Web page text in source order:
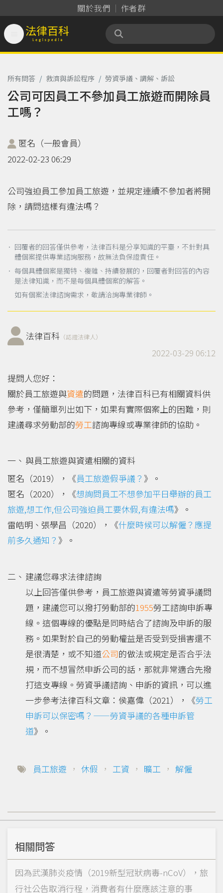
關於我們 作者群
法律百科 Legispedia
所有問答 / 救濟與訴訟程序 / 勞資爭議、調解、訴訟
公司可因員工不參加員工旅遊而開除員
工嗎？
匿名（一般會員）
2022-02-23 06:29
公司強迫員工參加員工旅遊，並規定連續不參加者將開
除，請問這樣有違法嗎？
． 回覆者的回答僅供參考，法律百科是分享知識的平臺，不針對具
體個案提供專業諮詢服務，故無法負保證責任。
． 每個具體個案是獨特、複雜、持續發展的，回覆者對回答的內容
是法律知識，而不是每個具體個案的解答。
如有個案法律諮詢需求，敬請洽詢專業律師。
法律百科 （認證法律人）
2022-03-29 06:12
提問人您好：
關於員工旅遊與資遣的問題，法律百科已有相關資料供
參考，僅簡單列出如下，如果有實際個案上的困難，則
建議尋求勞動部的勞工諮詢專線或專業律師的協助。
與員工旅遊與資遣相關的資料
匿名（2019），《員工旅遊假爭議？ 》。
匿名（2020），《想詢問員工不想參加平日舉辦的員工
旅遊,想工作,但公司強迫員工要休假,有違法嗎》。
雷皓明、張學昌（2020），《什麼時候可以解僱？應提
前多久通知？ 》。
建議您尋求法律諮詢
以上回答僅供參考，員工旅遊與資遣等勞資爭議問
題，建議您可以撥打勞動部的1955勞工諮詢申訴專
線。這個專線的優點是同時結合了諮詢及申訴的服
務。如果對於自己的勞動權益是否受到受損害還不
是很清楚，或不知道公司的做法或規定是否合乎法
規，而不想冒然申訴公司的話，那就非常適合先撥
打這支專線。勞資爭議諮詢、申訴的資訊，可以進
一步參考法律百科文章：侯嘉偉（2021），《勞工
申訴可以保密嗎？——勞資爭議的各種申訴管
道》。
員工旅遊 ， 休假 ， 工資 ， 曠工 ， 解僱
相關問答
因為武漢肺炎疫情（2019新型冠狀病毒-nCoV），旅
行社公告取消行程，消費者有什麼應該注意的事